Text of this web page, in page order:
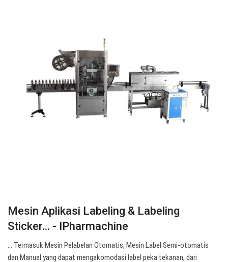
Mesin Aplikasi Labeling & Labeling
Sticker… - IPharmachine
… Termasuk Mesin Pelabelan Otomatis, Mesin Label Semi-otomatis
dan Manual yang dapat mengakomodasi label peka tekanan, dari